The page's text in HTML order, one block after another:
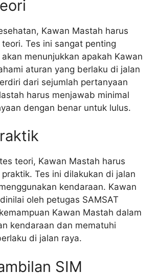
Kawan Mastah harus
Tes ini sangat penting
menunjukkan apakah Kawan
aturan yang berlaku di jalan
dari sejumlah pertanyaan
harus menjawab minimal
dengan benar untuk lulus.
teori, Kawan Mastah harus
Tes ini dilakukan di jalan
kendaraan. Kawan
oleh petugas SAMSAT
Kawan Mastah dalam
kendaraan dan mematuhi
di jalan raya.
SIM